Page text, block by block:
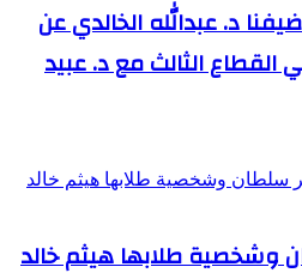
د. عبدالله الخالدي عن
الثالث مع د. عبيد
وشخصية طلابها هيثم خالد